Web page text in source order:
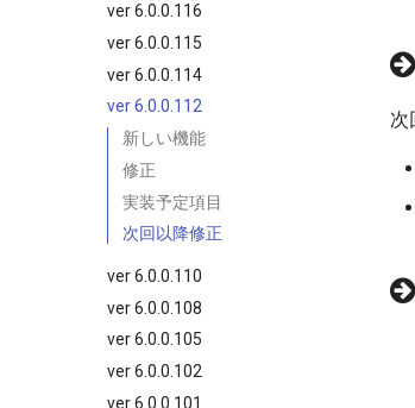
ver 6.0.0.116
ver 6.0.0.115
ver 6.0.0.114
ver 6.0.0.112
新しい機能
修正
実装予定項目
次回以降修正
ver 6.0.0.110
ver 6.0.0.108
ver 6.0.0.105
ver 6.0.0.102
ver 6.0.0.101
次